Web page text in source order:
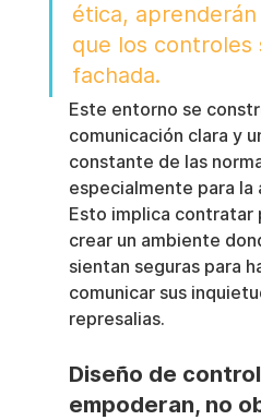
ética,
que los controles
fachada.
Este entorno se
comunicación clara y
constante de las
especialmente para la
Esto implica contratar
crear un ambiente
sientan seguras para
comunicar sus
represalias.
Diseño de
empoderan, no